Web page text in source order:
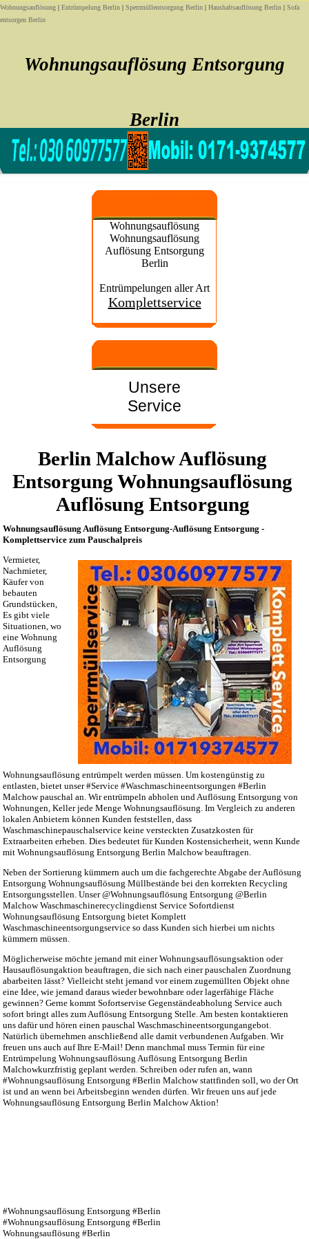
Wohnungsauflösung | Entrümpelung Berlin | Sperrmüllentsorgung Berlin | Haushaltsauflösung Berlin | Sofa
entsorgen Berlin
Wohnungsauflösung Entsorgung
Berlin
Sofort noch heute Wohnungsauflösung Entsorgung
Wohnungsauflösung
Wohnungsauflösung
Auflösung Entsorgung
Berlin
Entrümpelungen aller Art
Komplettservice
Unsere
Service
Berlin Malchow Auflösung
Entsorgung Wohnungsauflösung
Auflösung Entsorgung
Wohnungsauflösung Auflösung Entsorgung-Auflösung Entsorgung -
Komplettservice zum Pauschalpreis
Vermieter,
Nachmieter,
Käufer von
bebauten
Grundstücken,
Es gibt viele
Situationen, wo
eine Wohnung
Auflösung
Entsorgung
Wohnungsauflösung entrümpelt werden müssen. Um kostengünstig zu
entlasten, bietet unser #Service #Waschmaschineentsorgungen #Berlin
Malchow pauschal an. Wir entrümpeln abholen und Auflösung Entsorgung von
Wohnungen, Keller jede Menge Wohnungsauflösung. Im Vergleich zu anderen
lokalen Anbietern können Kunden feststellen, dass
Waschmaschinepauschalservice keine versteckten Zusatzkosten für
Extraarbeiten erheben. Dies bedeutet für Kunden Kostensicherheit, wenn Kunde
mit Wohnungsauflösung Entsorgung Berlin Malchow beauftragen.
Neben der Sortierung kümmern auch um die fachgerechte Abgabe der Auflösung
Entsorgung Wohnungsauflösung Müllbestände bei den korrekten Recycling
Entsorgungsstellen. Unser @Wohnungsauflösung Entsorgung @Berlin
Malchow Waschmaschinerecyclingdienst Service Sofortdienst
Wohnungsauflösung Entsorgung bietet Komplett
Waschmaschineentsorgungservice so dass Kunden sich hierbei um nichts
kümmern müssen.
Möglicherweise möchte jemand mit einer Wohnungsauflösungsaktion oder
Hausauflösungaktion beauftragen, die sich nach einer pauschalen Zuordnung
abarbeiten lässt? Vielleicht steht jemand vor einem zugemüllten Objekt ohne
eine Idee, wie jemand daraus wieder bewohnbare oder lagerfähige Fläche
gewinnen? Gerne kommt Sofortservise Gegenständeabholung Service auch
sofort bringt alles zum Auflösung Entsorgung Stelle. Am besten kontaktieren
uns dafür und hören einen pauschal Waschmaschineentsorgungangebot.
Natürlich übernehmen anschließend alle damit verbundenen Aufgaben. Wir
freuen uns auch auf Ihre E-Mail! Denn manchmal muss Termin für eine
Entrümpelung Wohnungsauflösung Auflösung Entsorgung Berlin
Malchowkurzfristig geplant werden. Schreiben oder rufen an, wann
#Wohnungsauflösung Entsorgung #Berlin Malchow stattfinden soll, wo der Ort
ist und an wenn bei Arbeitsbeginn wenden dürfen. Wir freuen uns auf jede
Wohnungsauflösung Entsorgung Berlin Malchow Aktion!
#Wohnungsauflösung Entsorgung #Berlin
#Wohnungsauflösung Entsorgung #Berlin
Wohnungsauflösung #Berlin